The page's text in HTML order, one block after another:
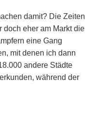
damit? Die Zeiten
doch eher am Markt die
eine Gang
mit denen ich dann
andere Städte
während der